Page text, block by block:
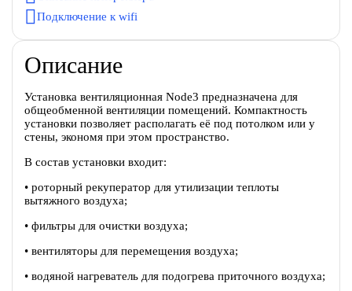
Подключение к wifi
Описание
Установка вентиляционная Node3 предназначена для
общеобменной вентиляции помещений. Компактность
установки позволяет располагать её под потолком или у
стены, экономя при этом пространство.
В состав установки входит:
• роторный рекуператор для утилизации теплоты
вытяжного воздуха;
• фильтры для очистки воздуха;
• вентиляторы для перемещения воздуха;
• водяной нагреватель для подогрева приточного воздуха;